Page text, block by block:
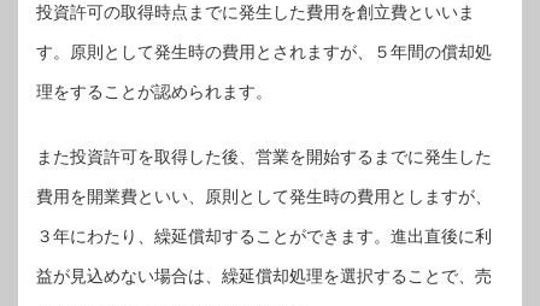
投資許可の取得時点までに発生した費用を創立費といいま
す。原則として発生時の費用とされますが、５年間の償却処
理をすることが認められます。
また投資許可を取得した後、営業を開始するまでに発生した
費用を開業費といい、原則として発生時の費用としますが、
３年にわたり、繰延償却することができます。進出直後に利
益が見込めない場合は、繰延償却処理を選択することで、売